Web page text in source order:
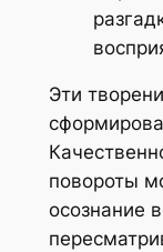
Эти
повороты
осознание